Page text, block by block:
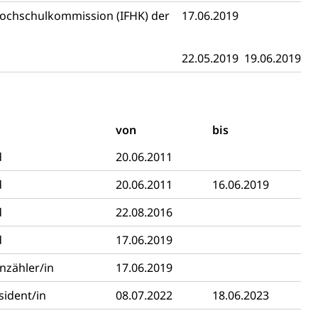
(IFHK) der
17.06.2019
22.05.2019 19.06.2019
von
bis
20.06.2011
20.06.2011
16.06.2019
22.08.2016
17.06.2019
in
17.06.2019
in 08.07.2022
18.06.2023
und Kapitalsteuer
Kriminalität
im Kanton Luzern